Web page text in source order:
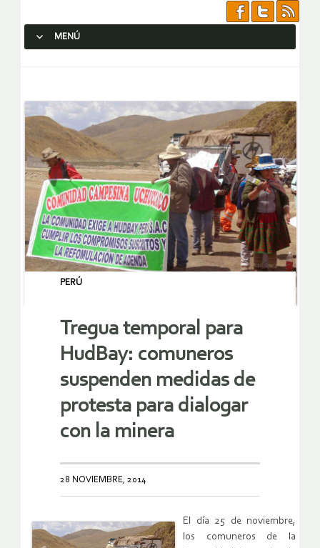
MENÚ
PERÚ
Tregua temporal para
HudBay: comuneros
suspenden medidas de
protesta para dialogar
con la minera
28 NOVIEMBRE, 2014
El día 25 de noviembre,
los comuneros de la